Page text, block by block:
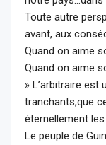
Toute autre
avant, aux
Quand on aime
Quand on aime
» L’arbitraire est
tranchants,que
éternellement
Le peuple de